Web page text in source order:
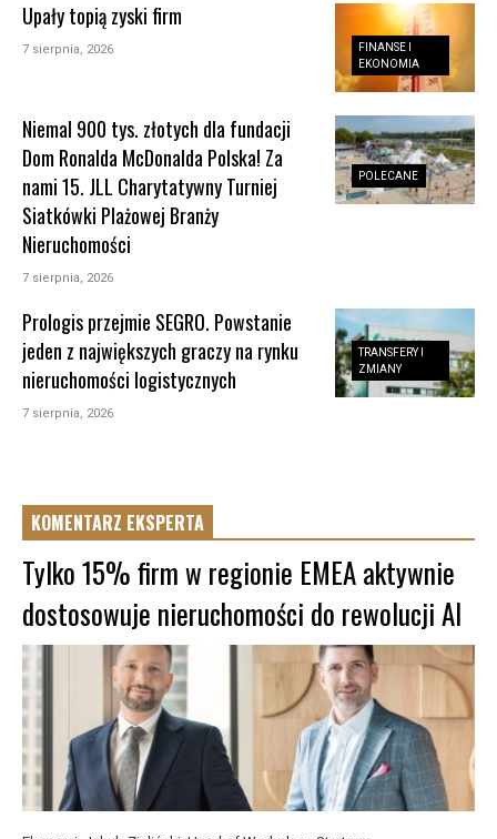
FINANSE I
EKONOMIA
Upały topią zyski firm
7 sierpnia, 2026
POLECANE
Niemal 900 tys. złotych dla fundacji
Dom Ronalda McDonalda Polska! Za
nami 15. JLL Charytatywny Turniej
Siatkówki Plażowej Branży
Nieruchomości
7 sierpnia, 2026
TRANSFERY I
ZMIANY
Prologis przejmie SEGRO. Powstanie
jeden z największych graczy na rynku
nieruchomości logistycznych
7 sierpnia, 2026
KOMENTARZ EKSPERTA
Tylko 15% firm w regionie EMEA aktywnie
dostosowuje nieruchomości do rewolucji AI